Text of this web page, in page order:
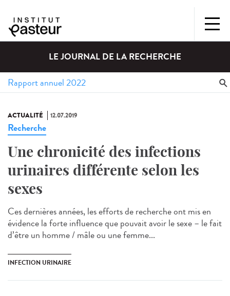
LE JOURNAL DE LA RECHERCHE
ACTUALITÉ 12.07.2019
Recherche
Une chronicité des infections
urinaires différente selon les
sexes
Ces dernières années, les efforts de recherche ont mis en
évidence la forte influence que pouvait avoir le sexe – le fait
d’être un homme / mâle ou une femme...
INFECTION URINAIRE